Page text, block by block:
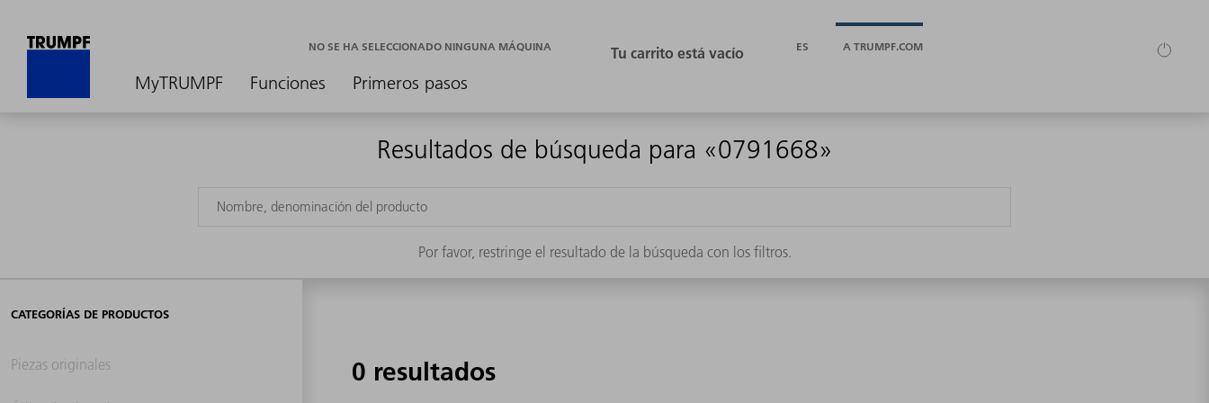
MyTRUMPF Funciones Primeros pasos
NO SE HA SELECCIONADO NINGUNA MÁQUINA ES A TRUMPF.COM
Resultados de búsqueda para «0791668»
Por favor, restringe el resultado de la búsqueda con los filtros.
CATEGORÍAS DE PRODUCTOS
Piezas originales 0 resultados